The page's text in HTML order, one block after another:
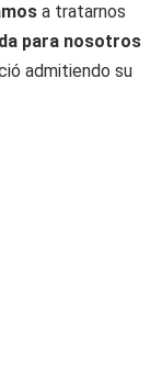
a tratarnos
para nosotros
admitiendo su